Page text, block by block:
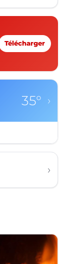
Télécharger
35° ›
›